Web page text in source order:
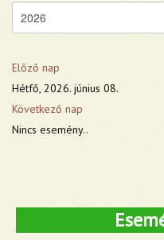
Előző nap
Hétfő, 2026. június 08.
Következő nap
Nincs esemény..